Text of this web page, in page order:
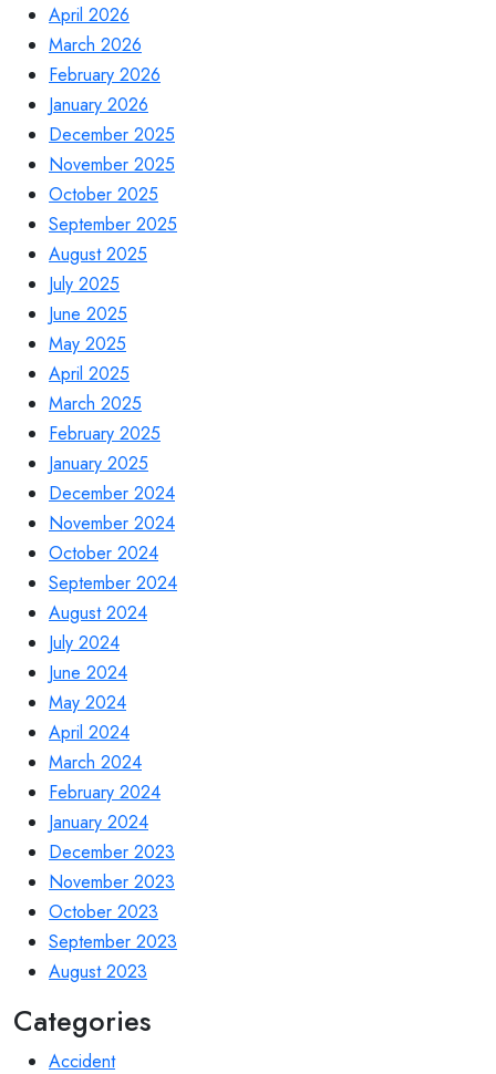
April 2026
March 2026
February 2026
January 2026
December 2025
November 2025
October 2025
September 2025
August 2025
July 2025
June 2025
May 2025
April 2025
March 2025
February 2025
January 2025
December 2024
November 2024
October 2024
September 2024
August 2024
July 2024
June 2024
May 2024
April 2024
March 2024
February 2024
January 2024
December 2023
November 2023
October 2023
September 2023
August 2023
Categories
Accident